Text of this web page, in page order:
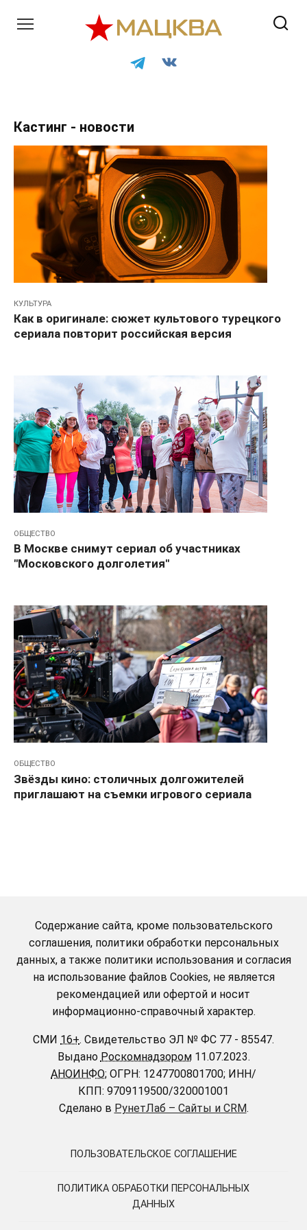
Кастинг - новости
КУЛЬТУРА
Как в оригинале: сюжет культового турецкого
сериала повторит российская версия
ОБЩЕСТВО
В Москве снимут сериал об участниках
"Московского долголетия"
ОБЩЕСТВО
Звёзды кино: столичных долгожителей
приглашают на съемки игрового сериала
Содержание сайта, кроме пользовательского
соглашения, политики обработки персональных
данных, а также политики использования и согласия
на использование файлов Cookies, не является
рекомендацией или офертой и носит
информационно-справочный характер.
СМИ 16+. Свидетельство ЭЛ № ФС 77 - 85547.
Выдано Роскомнадзором11.07.2023.
АНОИНФО; ОГРН: 1247700801700; ИНН/
КПП: 9709119500/320001001
Сделано в РунетЛаб – Сайты и CRM.
ПОЛЬЗОВАТЕЛЬСКОЕ СОГЛАШЕНИЕ
ПОЛИТИКА ОБРАБОТКИ ПЕРСОНАЛЬНЫХ
ДАННЫХ